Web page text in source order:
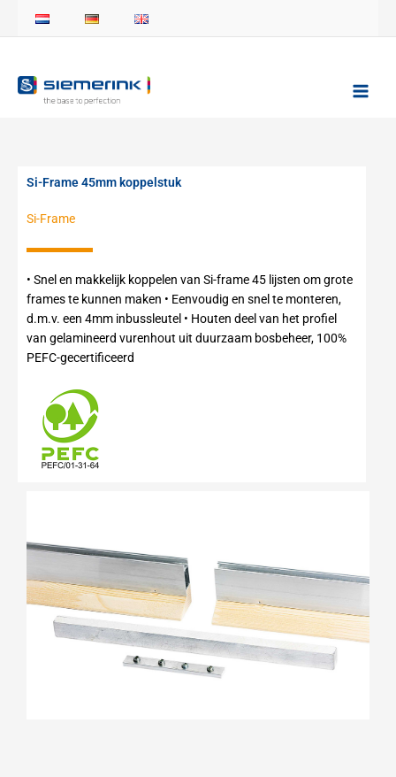
Si-Frame 45mm koppelstuk
Si-Frame
• Snel en makkelijk koppelen van Si-frame 45 lijsten om grote
frames te kunnen maken • Eenvoudig en snel te monteren,
d.m.v. een 4mm inbussleutel • Houten deel van het profiel
van gelamineerd vurenhout uit duurzaam bosbeheer, 100%
PEFC-gecertificeerd